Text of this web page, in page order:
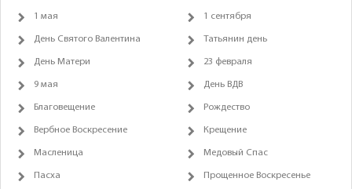
1 мая 1 сентября
День Святого Валентина Татьянин день
День Матери 23 февраля
9 мая День ВДВ
Благовещение Рождество
Вербное Воскресение Крещение
Масленица Медовый Спас
Пасха Прощенное Воскресенье